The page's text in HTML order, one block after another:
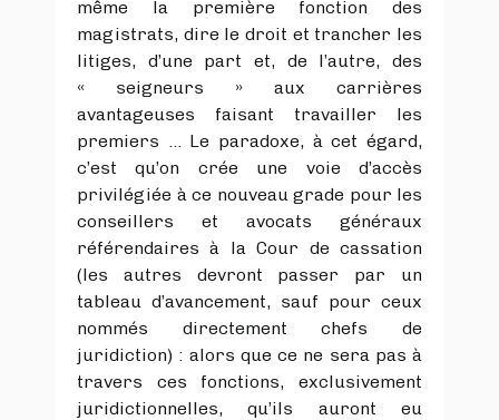
même la première fonction des
magistrats, dire le droit et trancher les
litiges, d’une part et, de l’autre, des
« seigneurs » aux carrières
avantageuses faisant travailler les
premiers … Le paradoxe, à cet égard,
c’est qu’on crée une voie d’accès
privilégiée à ce nouveau grade pour les
conseillers et avocats généraux
référendaires à la Cour de cassation
(les autres devront passer par un
tableau d’avancement, sauf pour ceux
nommés directement chefs de
juridiction) : alors que ce ne sera pas à
travers ces fonctions, exclusivement
juridictionnelles, qu’ils auront eu